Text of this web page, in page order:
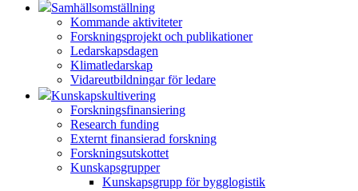
Samhällsomställning
Kommande aktiviteter
Forskningsprojekt och publikationer
Ledarskapsdagen
Klimatledarskap
Vidareutbildningar för ledare
Kunskapskultivering
Forskningsfinansiering
Research funding
Externt finansierad forskning
Forskningsutskottet
Kunskapsgrupper
Kunskapsgrupp för bygglogistik